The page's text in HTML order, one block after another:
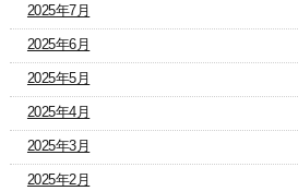
2025年7月
2025年6月
2025年5月
2025年4月
2025年3月
2025年2月